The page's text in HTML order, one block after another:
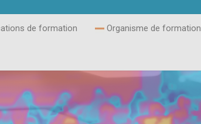
de formation Organisme de formation